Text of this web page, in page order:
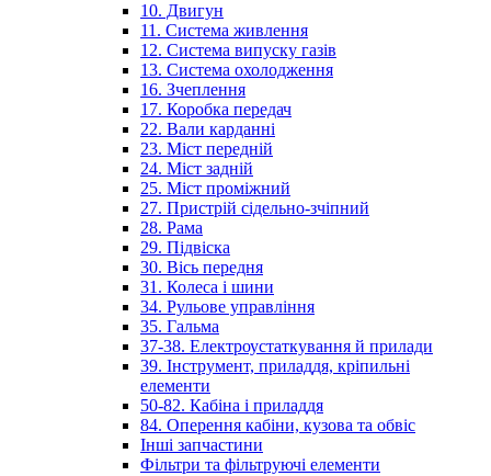
10. Двигун
11. Система живлення
12. Система випуску газів
13. Система охолодження
16. Зчеплення
17. Коробка передач
22. Вали карданні
23. Міст передній
24. Міст задній
25. Міст проміжний
27. Пристрій сідельно-зчіпний
28. Рама
29. Підвіска
30. Вісь передня
31. Колеса і шини
34. Рульове управління
35. Гальма
37-38. Електроустаткування й прилади
39. Інструмент, приладдя, кріпильні
елементи
50-82. Кабіна і приладдя
84. Оперення кабіни, кузова та обвіс
Інші запчастини
Фільтри та фільтруючі елементи